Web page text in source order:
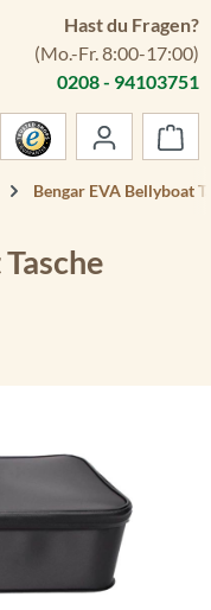
Hast du Fragen?
(Mo.-Fr. 8:00-17:00)
0208 - 94103751
Bengar EVA Bellyboat